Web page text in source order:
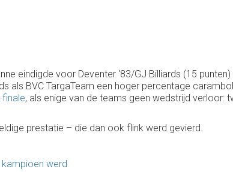
eindigde voor Deventer ‘83/GJ Billiards (15 punten)
als BVC TargaTeam een hoger percentage
, als enige van de teams geen wedstrijd verloor:
prestatie – die dan ook flink werd gevierd.
werd